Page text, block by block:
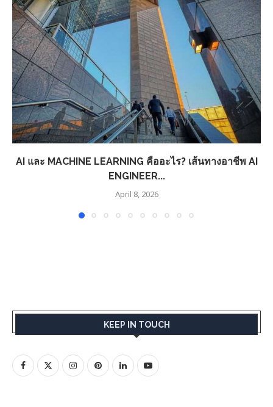
AI และ MACHINE LEARNING คืออะไร? เส้นทางอาชีพ AI
ENGINEER...
April 8, 2026
KEEP IN TOUCH